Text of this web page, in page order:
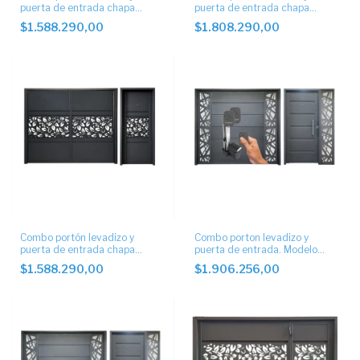
puerta de entrada chapa
artística.
$1.588.290,00
puerta de entrada chapa
artística con motor
$1.808.290,00
Combo portón levadizo y
puerta de entrada chapa
artística.
$1.588.290,00
Combo porton levadizo y
puerta de entrada. Modelo
artistico con motor
$1.906.256,00